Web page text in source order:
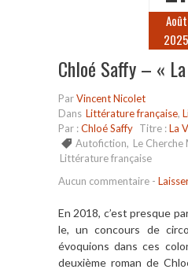
Août
2025
Chloé Saffy – «
ParVincent Nicolet
Dans Littérature française,
Par :Chloé Saffy Titre :La
Autofiction, Le Cherche
Littérature française
Aucun commentaire -
En 2018, c’est presque
le, un concours de
évoquions dans ces
deuxième roman de